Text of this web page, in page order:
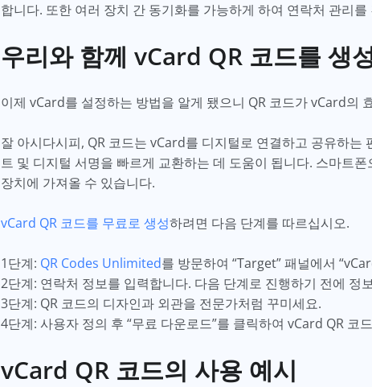
합니다. 또한 여러 장치 간 동기화를 가능하게 하여 연락처 관리
우리와 함께 vCard QR 코드를 생
이제 vCard를 설정하는 방법을 알게 됐으니 QR 코드가 vCard의
잘 아시다시피, QR 코드는 vCard를 디지털로 연결하고 공유하
트 및 디지털 서명을 빠르게 교환하는 데 도움이 됩니다. 스마트
장치에 가져올 수 있습니다.
vCard QR 코드를 무료로 생성하려면 다음 단계를 따르십시오.
1단계: QR Codes Unlimited를 방문하여 “Target” 패널에서
2단계: 연락처 정보를 입력합니다. 다음 단계로 진행하기 전에 정
3단계: QR 코드의 디자인과 외관을 전문가처럼 꾸미세요.
4단계: 사용자 정의 후 “무료 다운로드”를 클릭하여 vCard QR 코
vCard QR 코드의 사용 예시